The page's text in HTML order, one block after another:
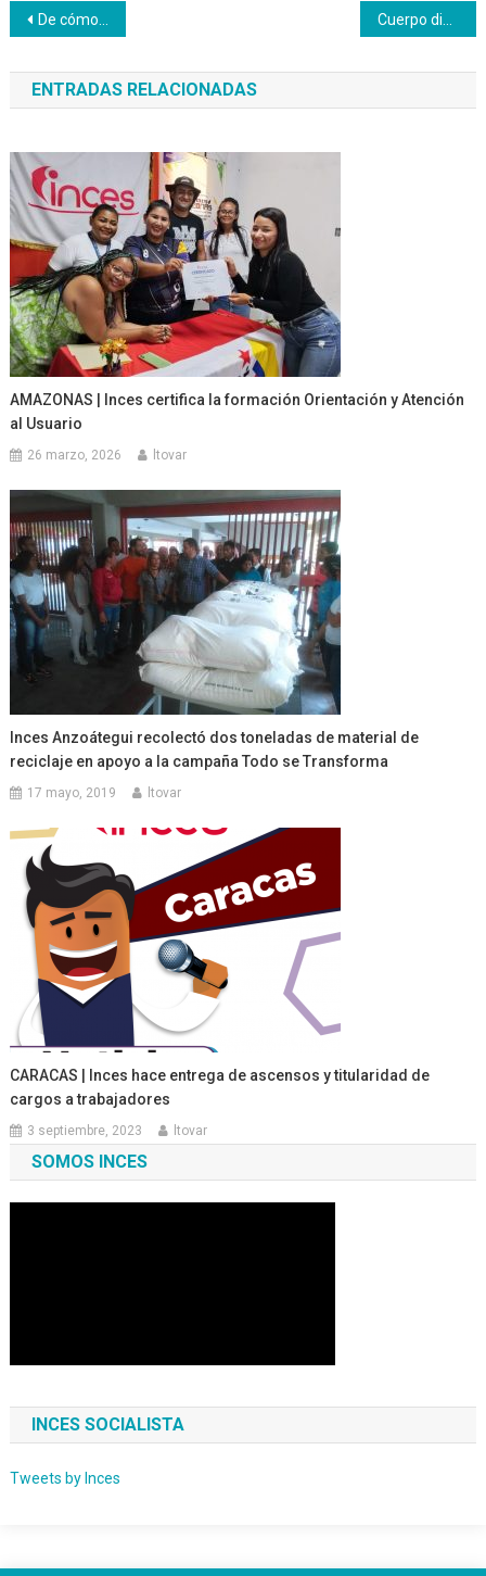
Navegación
de
entradas
De cómo la pandemia afectó el trabajo y la formación en América y el Caribe
ENTRADAS RELACIONADAS
AMAZONAS | Inces certifica la formación Orientación y Atención
al Usuario
26 marzo, 2026 ltovar
Inces Anzoátegui recolectó dos toneladas de material de
reciclaje en apoyo a la campaña Todo se Transforma
17 mayo, 2019 ltovar
CARACAS | Inces hace entrega de ascensos y titularidad de
cargos a trabajadores
3 septiembre, 2023 ltovar
SOMOS INCES
INCES SOCIALISTA
Tweets by Inces